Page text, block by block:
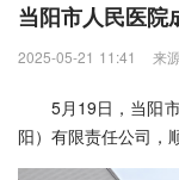
当阳市人民医院
2025-05-21 11:41 来
5月19日，当阳
阳）有限责任公司，